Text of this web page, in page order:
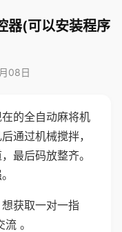
器(可以安装程序
08日
的全自动麻将机
通过机械搅拌，
最后码放整齐。
获取一对一指
。